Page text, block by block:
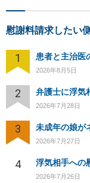
慰謝料請求したい
1 患者と主治医
2026年8月5日
2 弁護士に浮気
2026年7月28日
3
2026年7月27日
4 浮気相手への
2026年7月26日